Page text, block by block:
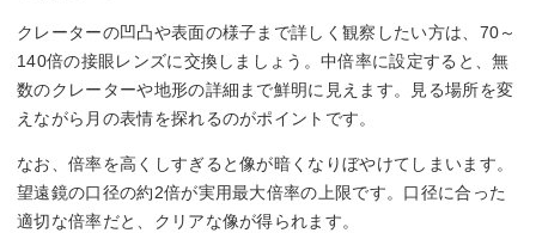
クレーターの凹凸や表面の様子まで詳しく観察したい方は、70～
140倍の接眼レンズに交換しましょう。中倍率に設定すると、無
数のクレーターや地形の詳細まで鮮明に見えます。見る場所を変
えながら月の表情を探れるのがポイントです。
なお、倍率を高くしすぎると像が暗くなりぼやけてしまいます。
望遠鏡の口径の約2倍が実用最大倍率の上限です。口径に合った
適切な倍率だと、クリアな像が得られます。